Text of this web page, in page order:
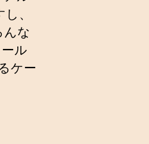
、
んな
ル
ケー